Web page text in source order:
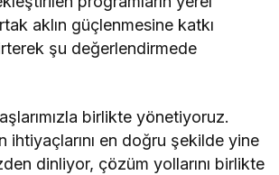
aklın güçlenmesine katkı
şu değerlendirmede
birlikte yönetiyoruz.
ihtiyaçlarını en doğru şekilde yine
dinliyor, çözüm yollarını birlikte